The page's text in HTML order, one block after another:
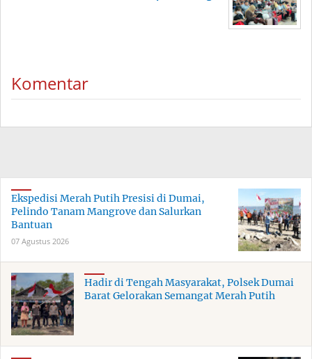
Komentar
Ekspedisi Merah Putih Presisi di Dumai,
Pelindo Tanam Mangrove dan Salurkan
Bantuan
07 Agustus 2026
Hadir di Tengah Masyarakat, Polsek Dumai
Barat Gelorakan Semangat Merah Putih